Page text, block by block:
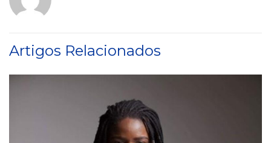
Artigos Relacionados